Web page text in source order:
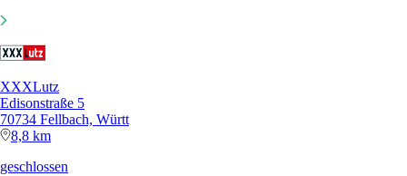
XXXLutz
Edisonstraße 5
70734 Fellbach, Württ
8,8 km
geschlossen